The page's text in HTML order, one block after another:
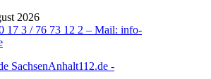
2026
17 3 / 76 73 12 2 – Mail: info-
SachsenAnhalt112.de -